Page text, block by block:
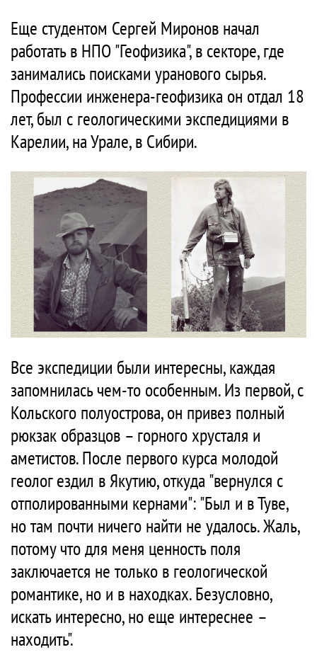
Еще студентом Сергей Миронов начал
работать в НПО "Геофизика", в секторе, где
занимались поисками уранового сырья.
Профессии инженера-геофизика он отдал 18
лет, был с геологическими экспедициями в
Карелии, на Урале, в Сибири.
Все экспедиции были интересны, каждая
запомнилась чем-то особенным. Из первой, с
Кольского полуострова, он привез полный
рюкзак образцов – горного хрусталя и
аметистов. После первого курса молодой
геолог ездил в Якутию, откуда "вернулся с
отполированными кернами": "Был и в Туве,
но там почти ничего найти не удалось. Жаль,
потому что для меня ценность поля
заключается не только в геологической
романтике, но и в находках. Безусловно,
искать интересно, но еще интереснее –
находить".